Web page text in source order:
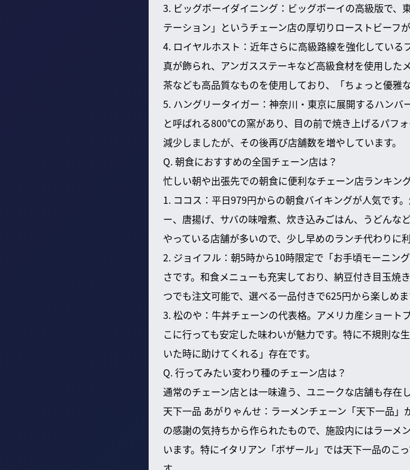
3. ビッグボーイダイニング：ビッグボーイの高級版で
テーション」というチェーン店の厚切りローストビーフ
4. ロイヤルホスト：近年さらに高級路線を強化してい
真が飾られ、アンガスステーキなど高級食材を使用した
茶なども高品質なものを使用しており、「ちょっと優雅
5. ハングリータイガー：神奈川・東京に展開するハンバ
と呼ばれる800℃の窯があり、目の前で焼き上げるパフ
減少しましたが、その後再び店舗数を増やしています。
Q. 朝食におすすめの全国チェーン店は？
忙しい朝や出張先での朝食に便利なチェーン店ランキン
1. ココス：平日979円からの朝食バイキングが人気です
ー、唐揚げ、サバの味噌煮、炊き込みごはん、うどんな
やっている店舗が多いので、少し早めのランチ代わりに
2. ジョイフル：朝5時から10時限定で「お手頃モーニン
さです。和食メニューも充実しており、納豆付き目玉
つでも注文可能で、選べる一品付きで625円から楽しめま
3. 松のや：牛丼チェーンの代表格。アメリカ産ショー
こに行っても安定した味わいが魅力です。特に不規則な
いた時に助けてくれる」存在です。
Q. 行ってみたい変わり種のチェーン店は？
通常のチェーン店とは一味違う、ユニークな店舗も存在し
天下一品 あがりゃんせ：ラーメンチェーン「天下一品
の感謝の気持ちから作られたもので、施設内にはラーメ
います。特にイタリアン「ボザール」では天下一品のこ